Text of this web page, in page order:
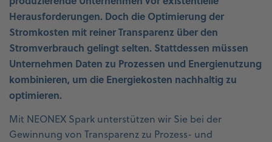
Herausforderungen. Doch die Optimierung der
Stromkosten mit reiner Transparenz über den
Stromverbrauch gelingt selten. Stattdessen müssen
Unternehmen Daten zu Prozessen und Energienutzung
kombinieren, um die Energiekosten nachhaltig zu
optimieren.
Mit NEONEX Spark unterstützen wir Sie bei der
Gewinnung von Transparenz zu Prozess- und